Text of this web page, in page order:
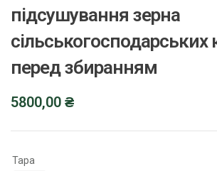
підсушування зерна
сільськогосподарських
перед збиранням
5800,00 ₴
Тара